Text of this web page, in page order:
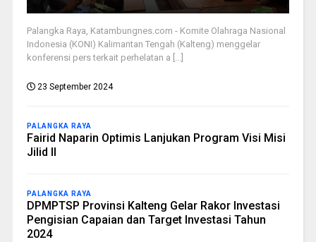
Palangka Raya, Katambungnes.com - Komite Olahraga Nasional
Indonesia (KONI) Kalimantan Tengah (Kalteng) menggelar
konferensi pers terkait perhelatan a [...]
23 September 2024
PALANGKA RAYA
Fairid Naparin Optimis Lanjukan Program Visi Misi
Jilid II
PALANGKA RAYA
DPMPTSP Provinsi Kalteng Gelar Rakor Investasi
Pengisian Capaian dan Target Investasi Tahun
2024